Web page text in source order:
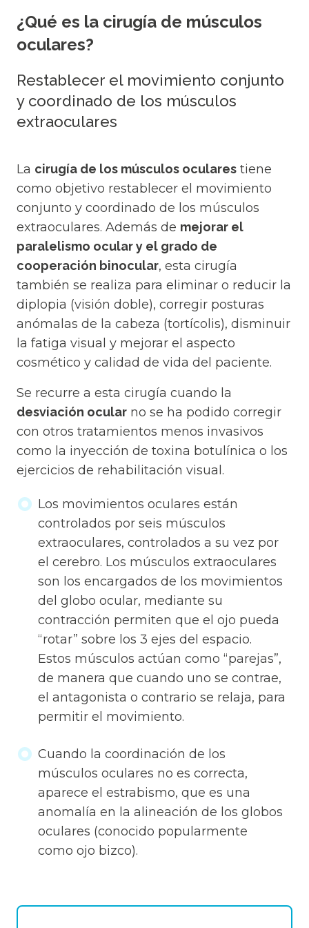
¿Qué es la cirugía de músculos
oculares?
Restablecer el movimiento conjunto
y coordinado de los músculos
extraoculares
La cirugía de los músculos oculares tiene
como objetivo restablecer el movimiento
conjunto y coordinado de los músculos
extraoculares. Además de mejorar el
paralelismo ocular y el grado de
cooperación binocular, esta cirugía
también se realiza para eliminar o reducir la
diplopia (visión doble), corregir posturas
anómalas de la cabeza (tortícolis), disminuir
la fatiga visual y mejorar el aspecto
cosmético y calidad de vida del paciente.
Se recurre a esta cirugía cuando la
desviación ocular no se ha podido corregir
con otros tratamientos menos invasivos
como la inyección de toxina botulínica o los
ejercicios de rehabilitación visual.
Los movimientos oculares están
controlados por seis músculos
extraoculares, controlados a su vez por
el cerebro. Los músculos extraoculares
son los encargados de los movimientos
del globo ocular, mediante su
contracción permiten que el ojo pueda
“rotar” sobre los 3 ejes del espacio.
Estos músculos actúan como “parejas”,
de manera que cuando uno se contrae,
el antagonista o contrario se relaja, para
permitir el movimiento.
Cuando la coordinación de los
músculos oculares no es correcta,
aparece el estrabismo, que es una
anomalía en la alineación de los globos
oculares (conocido popularmente
como ojo bizco).